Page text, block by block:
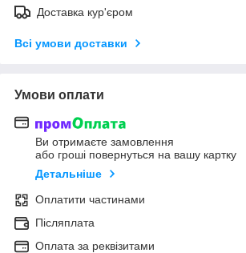
Доставка кур'єром
Всі умови доставки
Умови оплати
Ви отримаєте замовлення
або гроші повернуться на вашу картку
Детальніше
Оплатити частинами
Післяплата
Оплата за реквізитами